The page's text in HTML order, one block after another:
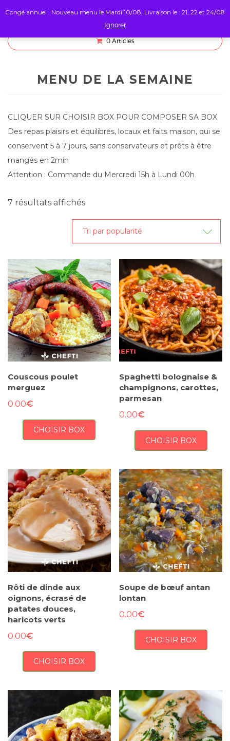
0 Articles
MENU DE LA SEMAINE
CLIQUER SUR CHOISIR BOX POUR COMPOSER SA BOX
Des repas plaisirs et équilibrés, locaux et faits maison, qui se
conservent 5 à 7 jours, sans conservateurs et prêts à être
mangés en 2min
Attention : Commande du Mercredi 15h à Lundi 00h
7 résultats affichésTrié
par
popularité
Couscous poulet
merguez
0.00€
CHOISIR BOX
Spaghetti bolognaise &
champignons, carottes,
parmesan
0.00€
CHOISIR BOX
Rôti de dinde aux
oignons, écrasé de
patates douces,
haricots verts
0.00€
CHOISIR BOX
Soupe de bœuf antan
lontan
0.00€
CHOISIR BOX
Congé annuel : Nouveau menu le Mardi 10/08, Livraison le : 21, 22 et 24/08
Ignorer